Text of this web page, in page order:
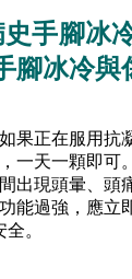
手腳冰
腳冰冷與
果正在服用抗
一天一顆即可
出現頭暈、頭
能過強，應立
。